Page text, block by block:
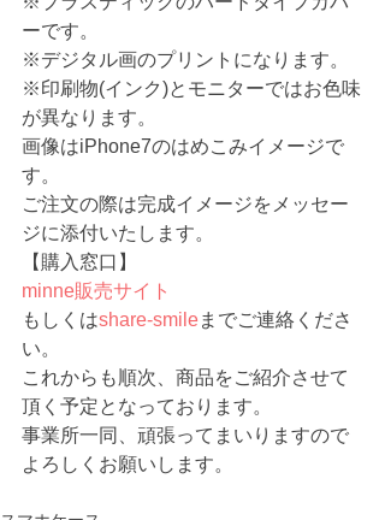
ーです。
※デジタル画のプリントになります。
※印刷物(インク)とモニターではお色味
が異なります。
画像はiPhone7のはめこみイメージで
す。
ご注文の際は完成イメージをメッセー
ジに添付いたします。
【購入窓口】
minne販売サイト
もしくはshare-smileまでご連絡くださ
い。
これからも順次、商品をご紹介させて
頂く予定となっております。
事業所一同、頑張ってまいりますので
よろしくお願いします。